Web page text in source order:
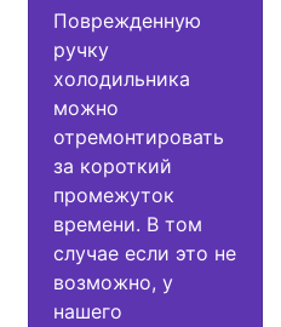
Поврежденную
ручку
холодильника
можно
отремонтировать
за короткий
промежуток
времени. В том
случае если это не
возможно, у
нашего